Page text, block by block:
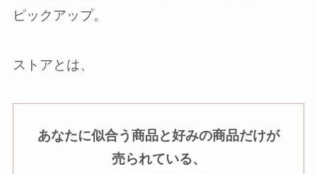
ピックアップ。
ストアとは、
あなたに似合う商品と好みの商品だけが
売られている、